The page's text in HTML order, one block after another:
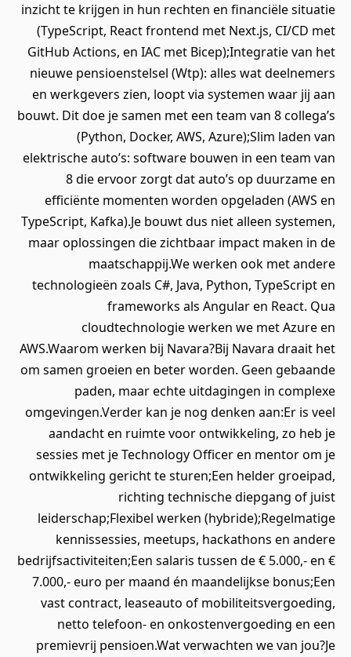
inzicht te krijgen in hun rechten en financiële situatie
(TypeScript, React frontend met Next.js, CI/CD met
GitHub Actions, en IAC met Bicep);Integratie van het
nieuwe pensioenstelsel (Wtp): alles wat deelnemers
en werkgevers zien, loopt via systemen waar jij aan
bouwt. Dit doe je samen met een team van 8 collega’s
(Python, Docker, AWS, Azure);Slim laden van
elektrische auto’s: software bouwen in een team van
8 die ervoor zorgt dat auto’s op duurzame en
efficiënte momenten worden opgeladen (AWS en
TypeScript, Kafka).Je bouwt dus niet alleen systemen,
maar oplossingen die zichtbaar impact maken in de
maatschappij.We werken ook met andere
technologieën zoals C#, Java, Python, TypeScript en
frameworks als Angular en React. Qua
cloudtechnologie werken we met Azure en
AWS.Waarom werken bij Navara?Bij Navara draait het
om samen groeien en beter worden. Geen gebaande
paden, maar echte uitdagingen in complexe
omgevingen.Verder kan je nog denken aan:Er is veel
aandacht en ruimte voor ontwikkeling, zo heb je
sessies met je Technology Officer en mentor om je
ontwikkeling gericht te sturen;Een helder groeipad,
richting technische diepgang of juist
leiderschap;Flexibel werken (hybride);Regelmatige
kennissessies, meetups, hackathons en andere
bedrijfsactiviteiten;Een salaris tussen de € 5.000,- en €
7.000,- euro per maand én maandelijkse bonus;Een
vast contract, leaseauto of mobiliteitsvergoeding,
netto telefoon- en onkostenvergoeding en een
premievrij pensioen.Wat verwachten we van jou?Je